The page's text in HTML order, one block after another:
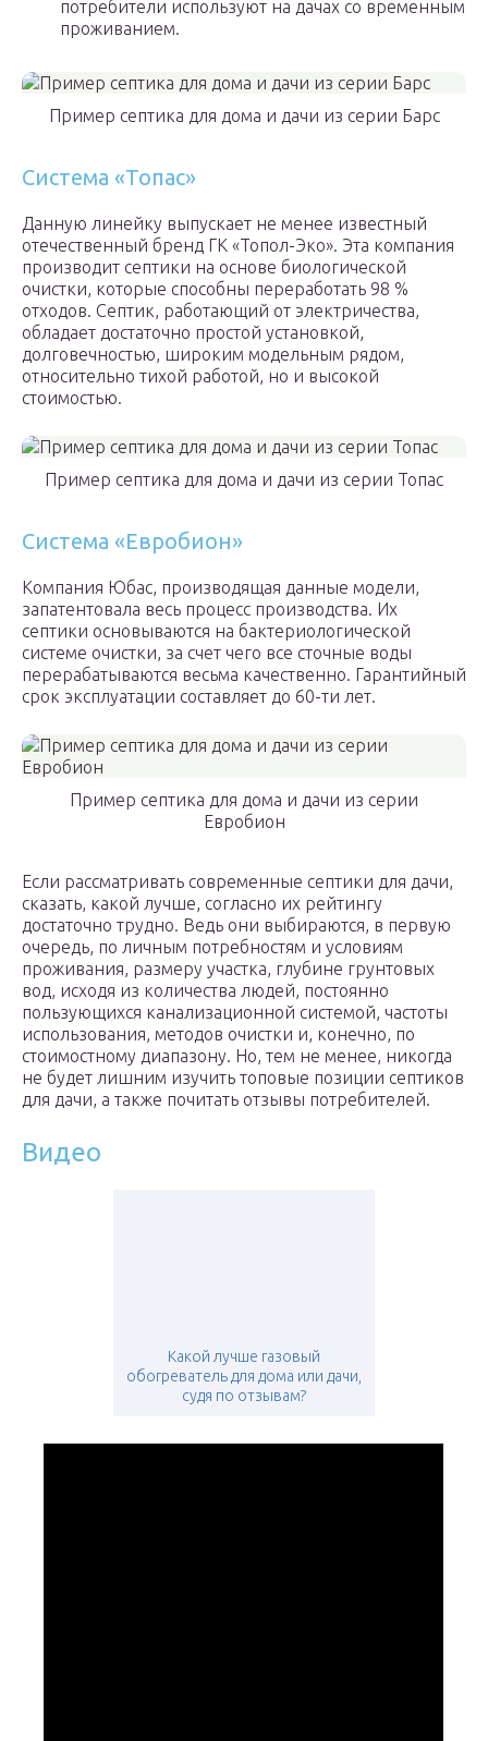
потребители используют на дачах со временным
проживанием.
Пример септика для дома и дачи из серии Барс
Система «Топас»
Данную линейку выпускает не менее известный
отечественный бренд ГК «Топол-Эко». Эта компания
производит септики на основе биологической
очистки, которые способны переработать 98 %
отходов. Септик, работающий от электричества,
обладает достаточно простой установкой,
долговечностью, широким модельным рядом,
относительно тихой работой, но и высокой
стоимостью.
Пример септика для дома и дачи из серии Топас
Система «Евробион»
Компания Юбас, производящая данные модели,
запатентовала весь процесс производства. Их
септики основываются на бактериологической
системе очистки, за счет чего все сточные воды
перерабатываются весьма качественно. Гарантийный
срок эксплуатации составляет до 60-ти лет.
Пример септика для дома и дачи из серии
Евробион
Если рассматривать современные септики для дачи,
сказать, какой лучше, согласно их рейтингу
достаточно трудно. Ведь они выбираются, в первую
очередь, по личным потребностям и условиям
проживания, размеру участка, глубине грунтовых
вод, исходя из количества людей, постоянно
пользующихся канализационной системой, частоты
использования, методов очистки и, конечно, по
стоимостному диапазону. Но, тем не менее, никогда
не будет лишним изучить топовые позиции септиков
для дачи, а также почитать отзывы потребителей.
Видео
Какой лучше газовый
обогреватель для дома или дачи,
судя по отзывам?